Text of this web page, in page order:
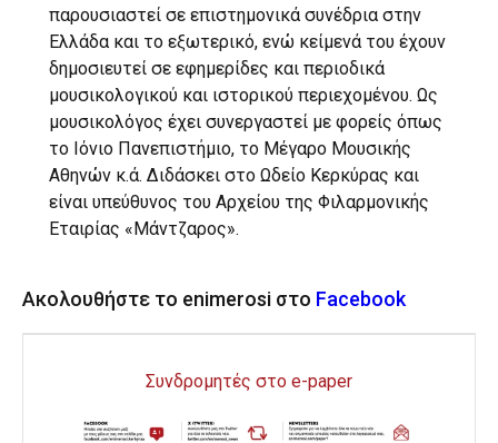
παρουσιαστεί σε επιστημονικά συνέδρια στην
Ελλάδα και το εξωτερικό, ενώ κείμενά του έχουν
δημοσιευτεί σε εφημερίδες και περιοδικά
μουσικολογικού και ιστορικού περιεχομένου. Ως
μουσικολόγος έχει συνεργαστεί με φορείς όπως
το Ιόνιο Πανεπιστήμιο, το Μέγαρο Μουσικής
Αθηνών κ.ά. Διδάσκει στο Ωδείο Κερκύρας και
είναι υπεύθυνος του Αρχείου της Φιλαρμονικής
Εταιρίας «Μάντζαρος».
Ακολουθήστε το enimerosi στο Facebook
Συνδρομητές στο e-paper